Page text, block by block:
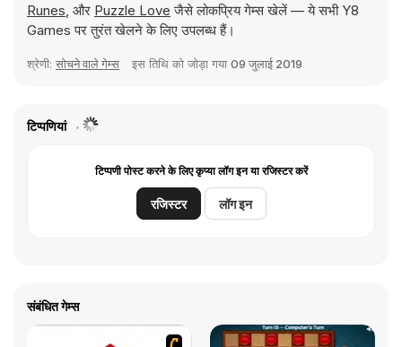
Runes, और Puzzle Love जैसे लोकप्रिय गेम्स खेलें — ये सभी Y8
Games पर तुरंत खेलने के लिए उपलब्ध हैं।
श्रेणी: सोचने वाले गेम्स इस तिथि को जोड़ा गया 09 जुलाई 2019
टिप्पणियां
टिप्पणी पोस्ट करने के लिए कृप्या लॉग इन या रजिस्टर करें
रजिस्टर लॉग इन
संबंधित गेम्स